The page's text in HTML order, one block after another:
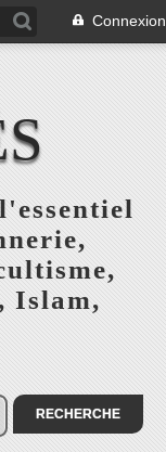
Connexion
Islam,